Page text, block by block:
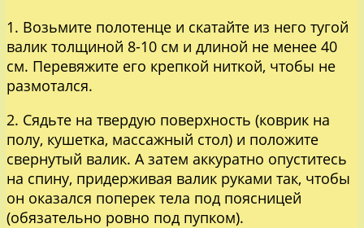
1. Возьмите полотенце и скатайте из него тугой
валик толщиной 8-10 см и длиной не менее 40
см. Перевяжите его крепкой ниткой, чтобы не
размотался.
2. Сядьте на твердую поверхность (коврик на
полу, кушетка, массажный стол) и положите
свернутый валик. А затем аккуратно опуститесь
на спину, придерживая валик руками так, чтобы
он оказался поперек тела под поясницей
(обязательно ровно под пупком).